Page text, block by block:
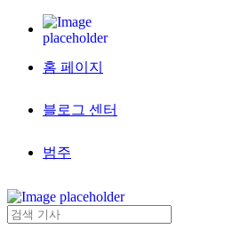
홈 페이지
블로그 센터
범주